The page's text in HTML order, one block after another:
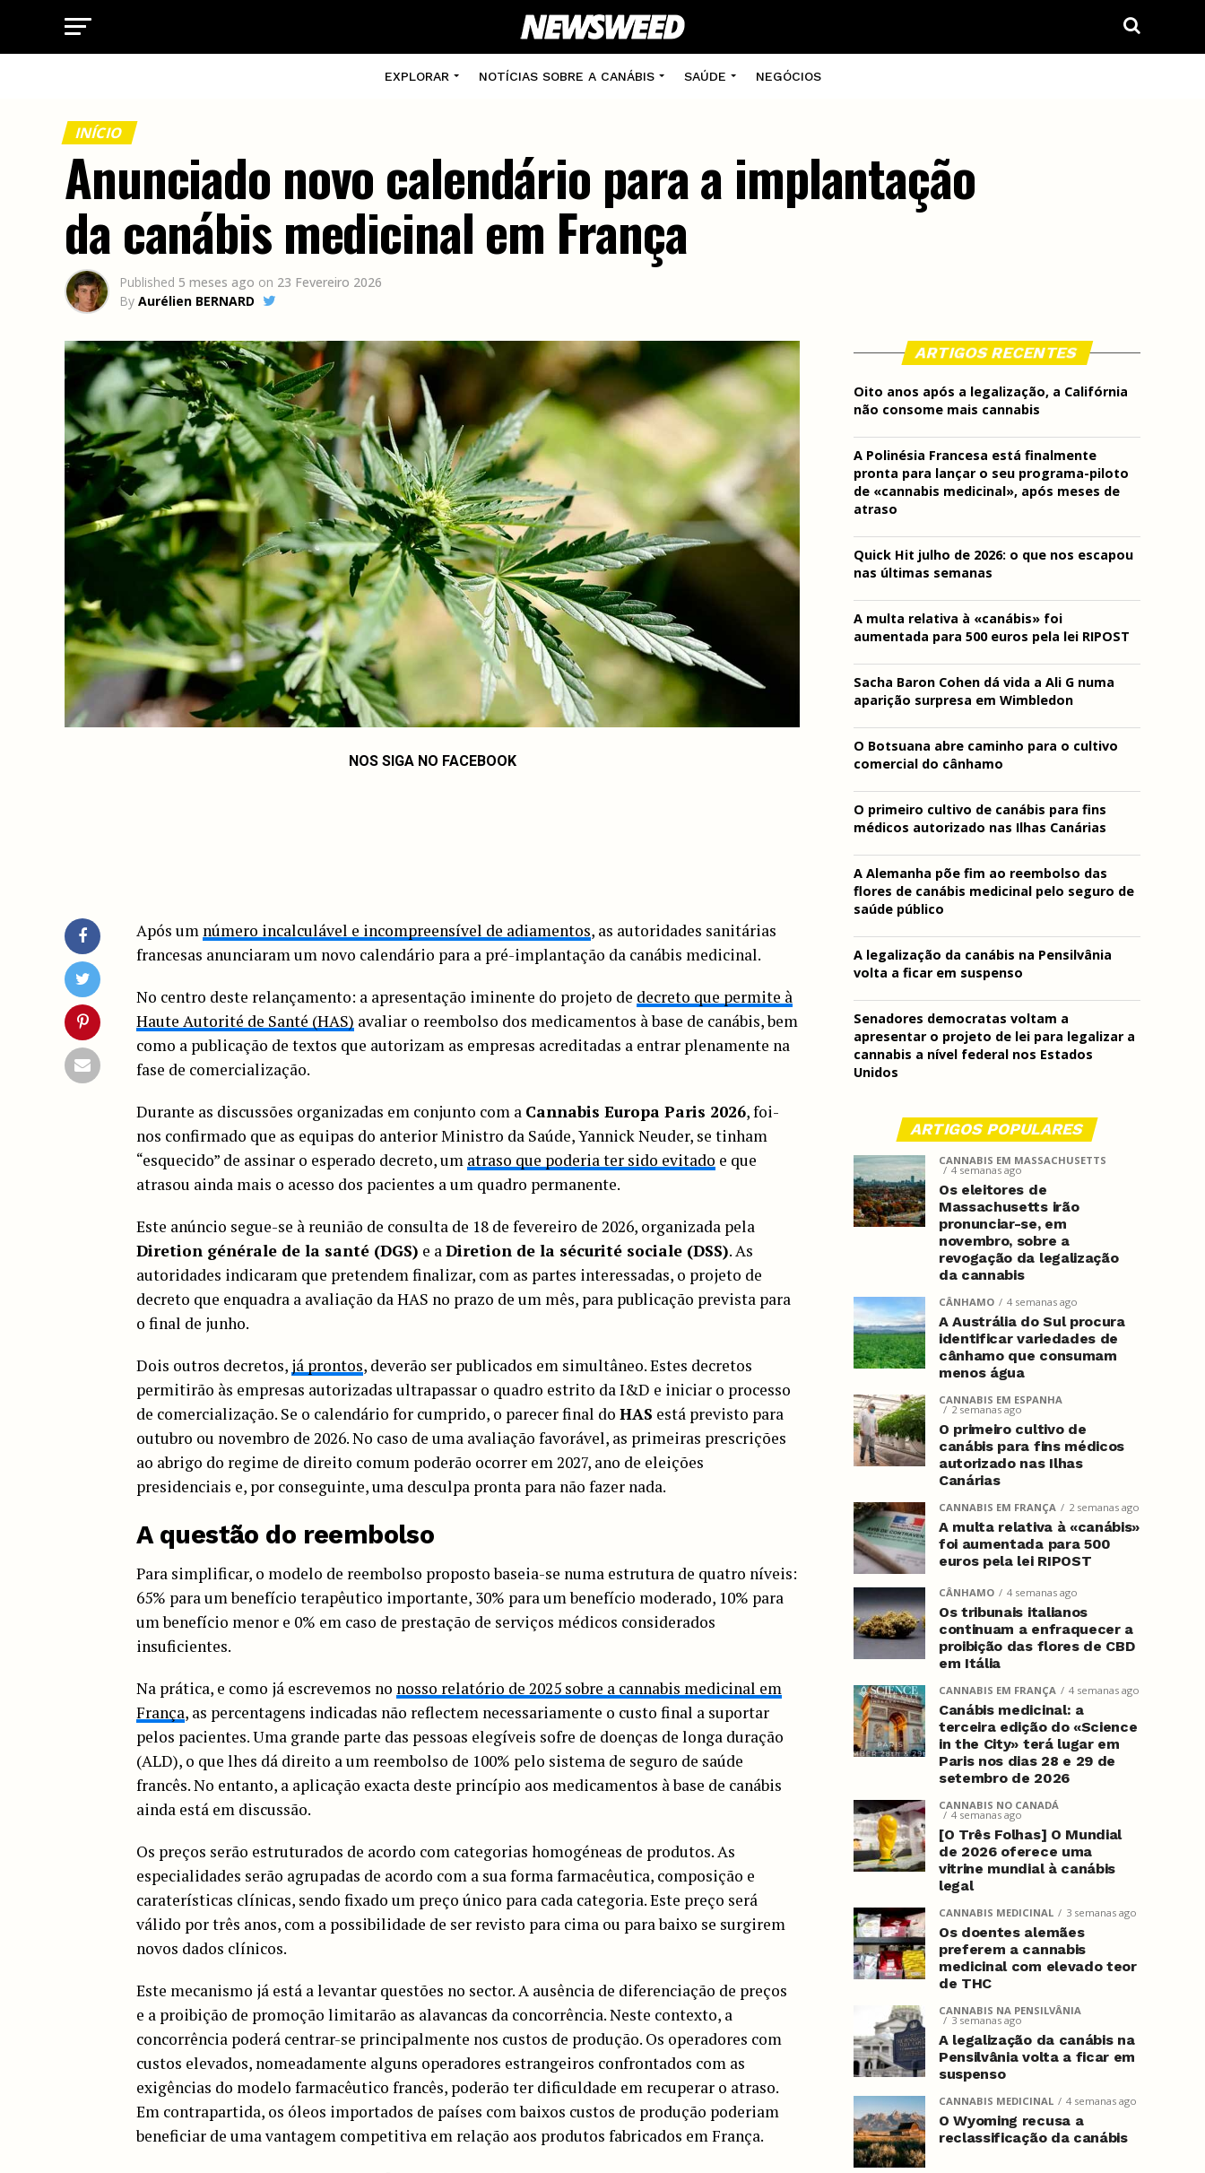
EXPLORAR NOTÍCIAS SOBRE A CANÁBIS SAÚDE NEGÓCIOS
INÍCIO
Anunciado novo calendário para a implantação
da canábis medicinal em França
Published 5 meses ago on 23 Fevereiro 2026
By Aurélien BERNARD
NOS SIGA NO FACEBOOK
Após um número incalculável e incompreensível de adiamentos, as autoridades sanitárias
francesas anunciaram um novo calendário para a pré-implantação da canábis medicinal.
No centro deste relançamento: a apresentação iminente do projeto de decreto que permite à
Haute Autorité de Santé (HAS) avaliar o reembolso dos medicamentos à base de canábis, bem
como a publicação de textos que autorizam as empresas acreditadas a entrar plenamente na
fase de comercialização.
Durante as discussões organizadas em conjunto com a Cannabis Europa Paris 2026, foi-
nos confirmado que as equipas do anterior Ministro da Saúde,Yannick Neuder, se tinham
“esquecido” de assinar o esperado decreto, um atraso que poderia ter sido evitado e que
atrasou ainda mais o acesso dos pacientes a um quadro permanente.
Este anúncio segue-se à reunião de consulta de 18 de fevereiro de 2026, organizada pela
Diretion générale de la santé (DGS) e a Diretion de la sécurité sociale (DSS). As
autoridades indicaram que pretendem finalizar, com as partes interessadas, o projeto de
decreto que enquadra a avaliação da HAS no prazo de um mês, para publicação prevista para
o final de junho.
Dois outros decretos, já prontos, deverão ser publicados em simultâneo. Estes decretos
permitirão às empresas autorizadas ultrapassar o quadro estrito da I&D e iniciar o processo
de comercialização. Se o calendário for cumprido, o parecer final do HAS está previsto para
outubro ou novembro de 2026. No caso de uma avaliação favorável, as primeiras prescrições
ao abrigo do regime de direito comum poderão ocorrer em 2027, ano de eleições
presidenciais e, por conseguinte, uma desculpa pronta para não fazer nada.
A questão do reembolso
Para simplificar, o modelo de reembolso proposto baseia-se numa estrutura de quatro níveis:
65% para um benefício terapêutico importante, 30% para um benefício moderado, 10% para
um benefício menor e 0% em caso de prestação de serviços médicos considerados
insuficientes.
Na prática, e como já escrevemos no nosso relatório de 2025 sobre a cannabis medicinal em
França, as percentagens indicadas não reflectem necessariamente o custo final a suportar
pelos pacientes. Uma grande parte das pessoas elegíveis sofre de doenças de longa duração
(ALD), o que lhes dá direito a um reembolso de 100% pelo sistema de seguro de saúde
francês. No entanto, a aplicação exacta deste princípio aos medicamentos à base de canábis
ainda está em discussão.
Os preços serão estruturados de acordo com categorias homogéneas de produtos. As
especialidades serão agrupadas de acordo com a sua forma farmacêutica, composição e
caraterísticas clínicas, sendo fixado um preço único para cada categoria. Este preço será
válido por três anos, com a possibilidade de ser revisto para cima ou para baixo se surgirem
novos dados clínicos.
Este mecanismo já está a levantar questões no sector. A ausência de diferenciação de preços
e a proibição de promoção limitarão as alavancas da concorrência. Neste contexto, a
concorrência poderá centrar-se principalmente nos custos de produção. Os operadores com
custos elevados, nomeadamente alguns operadores estrangeiros confrontados com as
exigências do modelo farmacêutico francês, poderão ter dificuldade em recuperar o atraso.
Em contrapartida, os óleos importados de países com baixos custos de produção poderiam
beneficiar de uma vantagem competitiva em relação aos produtos fabricados em França.
ARTIGOS RECENTES
Oito anos após a legalização, a Califórnia
não consome mais cannabis
A Polinésia Francesa está finalmente
pronta para lançar o seu programa-piloto
de «cannabis medicinal», após meses de
atraso
Quick Hit julho de 2026: o que nos escapou
nas últimas semanas
A multa relativa à «canábis» foi
aumentada para 500 euros pela lei RIPOST
Sacha Baron Cohen dá vida a Ali G numa
aparição surpresa em Wimbledon
O Botsuana abre caminho para o cultivo
comercial do cânhamo
O primeiro cultivo de canábis para fins
médicos autorizado nas Ilhas Canárias
A Alemanha põe fim ao reembolso das
flores de canábis medicinal pelo seguro de
saúde público
A legalização da canábis na Pensilvânia
volta a ficar em suspenso
Senadores democratas voltam a
apresentar o projeto de lei para legalizar a
cannabis a nível federal nos Estados
Unidos
ARTIGOS POPULARES
CANNABIS EM MASSACHUSETTS
4 semanas ago
Os eleitores de
Massachusetts irão
pronunciar-se, em
novembro, sobre a
revogação da legalização
da cannabis
CÂNHAMO 4 semanas ago
A Austrália do Sul procura
identificar variedades de
cânhamo que consumam
menos água
CANNABIS EM ESPANHA
2 semanas ago
O primeiro cultivo de
canábis para fins médicos
autorizado nas Ilhas
Canárias
CANNABIS EM FRANÇA 2 semanas ago
A multa relativa à «canábis»
foi aumentada para 500
euros pela lei RIPOST
CÂNHAMO 4 semanas ago
Os tribunais italianos
continuam a enfraquecer a
proibição das flores de CBD
em Itália
CANNABIS EM FRANÇA 4 semanas ago
Canábis medicinal: a
terceira edição do «Science
in the City» terá lugar em
Paris nos dias 28 e 29 de
setembro de 2026
CANNABIS NO CANADÁ
4 semanas ago
[O Três Folhas] O Mundial
de 2026 oferece uma
vitrine mundial à canábis
legal
CANNABIS MEDICINAL 3 semanas ago
Os doentes alemães
preferem a cannabis
medicinal com elevado teor
de THC
CANNABIS NA PENSILVÂNIA
3 semanas ago
A legalização da canábis na
Pensilvânia volta a ficar em
suspenso
CANNABIS MEDICINAL 4 semanas ago
O Wyoming recusa a
reclassificação da canábis